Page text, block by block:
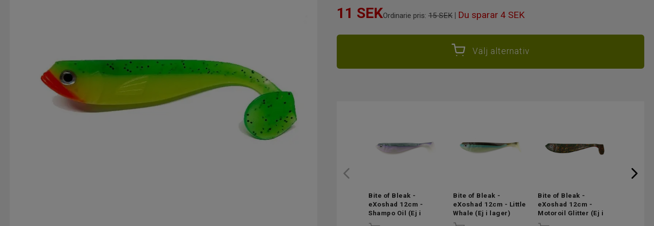
11 SEKOrdinarie pris: 15 SEK | Du sparar 4 SEK
Välj alternativ
Bite of Bleak -
eXoshad 12cm -
Shampo Oil (Ej i
lager)
Bite of Bleak -
eXoshad 12cm - Little
Whale (Ej i lager)
Bite of Bleak -
eXoshad 12cm -
Motoroil Glitter (Ej i
lager)